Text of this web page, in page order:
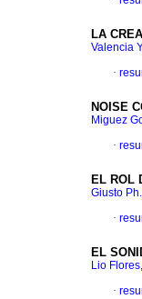
LA
Valencia
·
NOISE
Miguez
·
EL ROL
Giusto
·
EL
Lio
·